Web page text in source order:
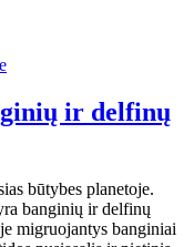
ir delfinų
būtybes planetoje.
banginių ir delfinų
migruojantys banginiai